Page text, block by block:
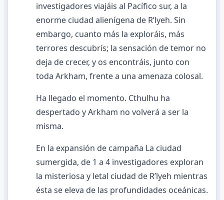
investigadores viajáis al Pacífico sur, a la
enorme ciudad alienígena de R’lyeh. Sin
embargo, cuanto más la exploráis, más
terrores descubrís; la sensación de temor no
deja de crecer, y os encontráis, junto con
toda Arkham, frente a una amenaza colosal.
Ha llegado el momento. Cthulhu ha
despertado y Arkham no volverá a ser la
misma.
En la expansión de campaña La ciudad
sumergida, de 1 a 4 investigadores exploran
la misteriosa y letal ciudad de R’lyeh mientras
ésta se eleva de las profundidades oceánicas.